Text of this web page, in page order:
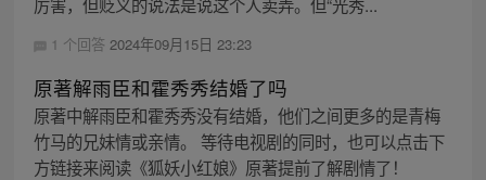
1 个回答 2024年09月15日 23:23
原著解雨臣和霍秀秀结婚了吗
原著中解雨臣和霍秀秀没有结婚，他们之间更多的是青梅
竹马的兄妹情或亲情。 等待电视剧的同时，也可以点击下
方链接来阅读《狐妖小红娘》原著提前了解剧情了！